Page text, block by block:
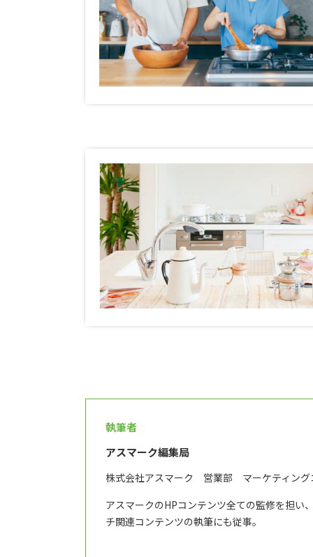
執筆者
アスマーク編集局
株式会社アスマーク 営業部 マーケティング
アスマークのHPコンテンツ全ての監修を担い
チ関連コンテンツの執筆にも従事。